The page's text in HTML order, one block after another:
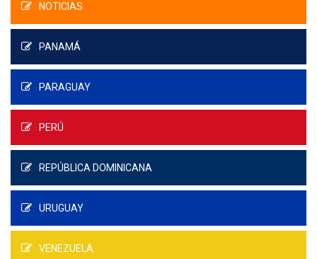
NOTICIAS
PANAMÁ
PARAGUAY
PERÚ
REPÚBLICA DOMINICANA
URUGUAY
VENEZUELA